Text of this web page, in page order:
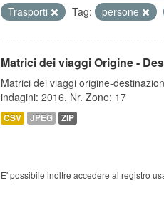
Trasporti
Tag: persone
Matrici dei viaggi Origine -
Matrici dei viaggi origine-
indagini: 2016. Nr. Zone: 17
CSV JPEG ZIP
E' possibile inoltre accedere al registro